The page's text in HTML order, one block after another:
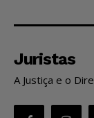
Juristas
A Justiça e o